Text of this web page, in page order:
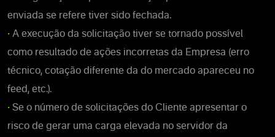
enviada se refere tiver sido fechada.
• A execução da solicitação tiver se tornado possível
como resultado de ações incorretas da Empresa (erro
técnico, cotação diferente da do mercado apareceu no
feed, etc.).
• Se o número de solicitações do Cliente apresentar o
risco de gerar uma carga elevada no servidor da